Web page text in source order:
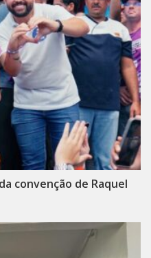
convenção de Raquel